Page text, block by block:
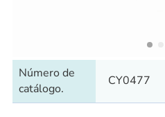
Número de
catálogo.
CY0477